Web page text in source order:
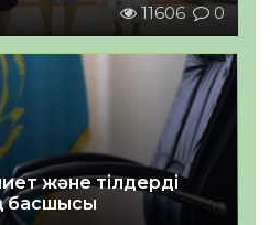
11606 0
және тілдерді
басшысы